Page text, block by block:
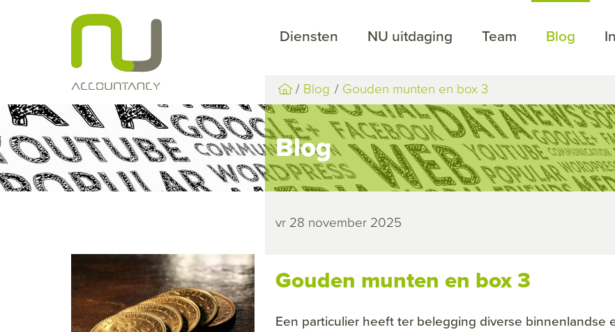
Diensten NU uitdaging Team Blog
Blog Gouden munten en box 3
Blog
vr 28 november 2025
Gouden munten en box 3
Een particulier heeft ter belegging diverse